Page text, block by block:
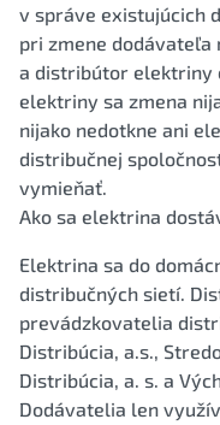
v správe existujúcich
pri zmene
a distribútor elektriny
elektriny sa zmena
nijako nedotkne ani
distribučnej
vymieňať.
Ako sa elektrina
Elektrina sa do
distribučných sietí.
prevádzkovatelia
Distribúcia, a.s.,
Distribúcia, a. s. a
Dodávatelia len